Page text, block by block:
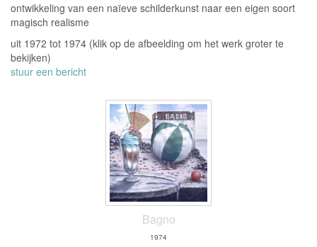
ontwikkeling van een naïeve schilderkunst naar een eigen soort
magisch realisme
uit 1972 tot 1974 (klik op de afbeelding om het werk groter te
bekijken)
stuur een bericht
Bagno
1974